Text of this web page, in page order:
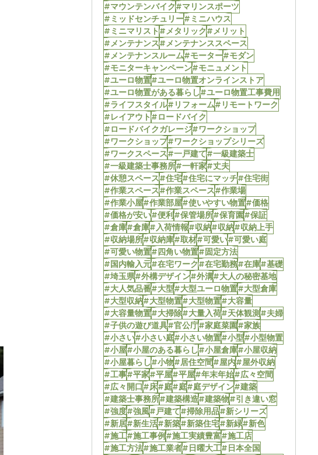
#マウンテンバイク#マリンスポーツ
#ミッドセンチュリー#ミニハウス
#ミニマリスト#メタリック#メリット
#メンテナンス#メンテナンススペース
#メンテナンスルーム#モーター#モダン
#モニターキャンペーン#モニュメント
#ユーロ物置#ユーロ物置オンラインストア
#ユーロ物置がある暮らし#ユーロ物置工事費用
#ライフスタイル#リフォーム#リモートワーク
#レイアウト#ロードバイク
#ロードバイクガレージ#ワークショップ
#ワークショップ#ワークショップシリーズ
#ワークスペース#一戸建て#一級建築士
#一級建築士事務所#一軒家#丈夫
#休憩スペース#住宅#住宅にマッチ#住宅街
#作業スペース#作業スペース#作業場
#作業小屋#作業部屋#使いやすい物置#価格
#価格が安い#便利#保管場所#保育園#保証
#倉庫#倉庫#入荷情報#収納#収納#収納上手
#収納場所#収納庫#取材#可愛い#可愛い庭
#可愛い物置#四角い物置#固定方法
#国内輸入元#在宅ワーク#在宅勤務#在庫#基礎
#埼玉県#外構デザイン#外溝#大人の秘密基地
#大人気品番#大型#大型ユーロ物置#大型倉庫
#大型収納#大型物置#大型物置#大容量
#大容量物置#大掃除#大量入荷#天体観測#夫婦
#子供の遊び道具#官公庁#家庭菜園#家族
#小さい#小さい庭#小さい物置#小型#小型物置
#小屋#小屋のある暮らし#小屋倉庫#小屋収納
#小屋暮らし#小物#居住空間#屋内#屋外収納
#工事#平家#平屋#平屋#年末年始#広々空間
#広々開口#床#庭#庭#庭デザイン#建築
#建築士事務所#建築構造#建築物#引き違い窓
#強度#強風#戸建て#掃除用品#新シリーズ
#新居#新生活#新築#新築住宅#新緑#新色
#施工#施工事例#施工実績豊富#施工店
#施工方法#施工業者#日曜大工#日本全国